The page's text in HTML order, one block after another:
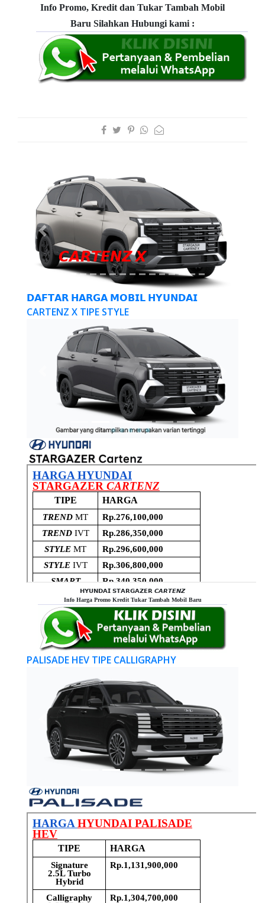
Info Promo, Kredit dan Tukar Tambah Mobil
Baru Silahkan Hubungi kami :
𝘾𝘼𝙍𝙏𝙀𝙉𝙕 𝙓
Previous Next
𝗗𝗔𝗙𝗧𝗔𝗥 𝗛𝗔𝗥𝗚𝗔 𝗠𝗢𝗕𝗜𝗟 𝗛𝗬𝗨𝗡𝗗𝗔𝗜
CARTENZ X TIPE STYLE
Previous Next
𝗛𝗬𝗨𝗡𝗗𝗔𝗜 𝗦𝗧𝗔𝗥𝗚𝗔𝗭𝗘𝗥 𝘾𝘼𝙍𝙏𝙀𝙉𝙕
Info Harga Promo Kredit Tukar Tambah Mobil Baru
PALISADE HEV TIPE CALLIGRAPHY
Previous Next